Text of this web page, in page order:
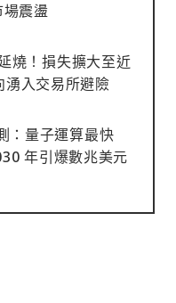
震盪
燒！損失擴大至近
湧入交易所避險
：量子運算最快
年引爆數兆美元